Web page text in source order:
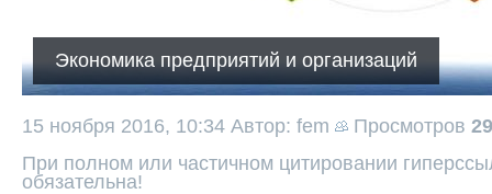
Экономика предприятий и организаций
15 ноября 2016, 10:34 Автор: fem Просмотров
При полном или частичном цитировании
обязательна!